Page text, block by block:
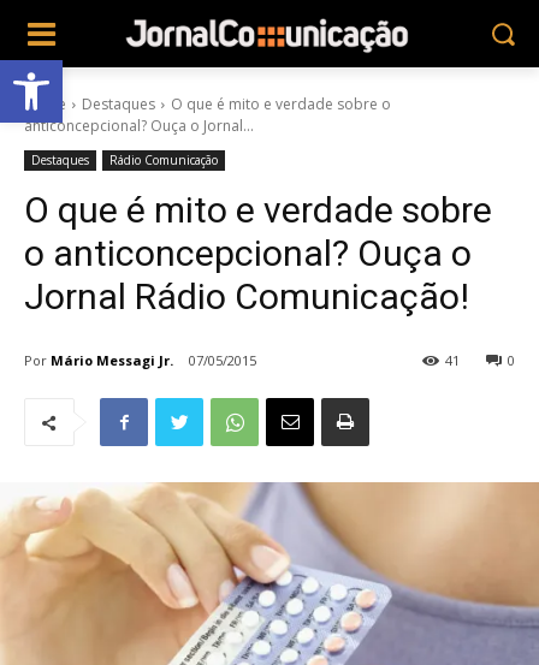
Abrir a barra de ferramentas
Home Destaques
O que é mito e verdade sobre o
anticoncepcional? Ouça o Jornal...
Destaques Rádio Comunicação
O que é mito e verdade sobre
o anticoncepcional? Ouça o
Jornal Rádio Comunicação!
Por Mário Messagi Jr. 07/05/2015 0
41